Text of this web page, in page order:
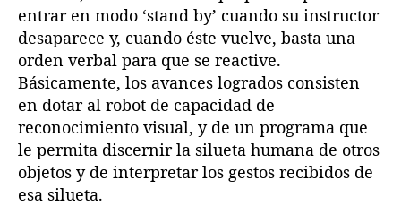
entrar en modo ‘stand by’ cuando su instructor
desaparece y, cuando éste vuelve, basta una
orden verbal para que se reactive.
Básicamente, los avances logrados consisten
en dotar al robot de capacidad de
reconocimiento visual, y de un programa que
le permita discernir la silueta humana de otros
objetos y de interpretar los gestos recibidos de
esa silueta.